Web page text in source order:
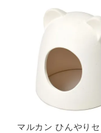
マルカン ひんやり